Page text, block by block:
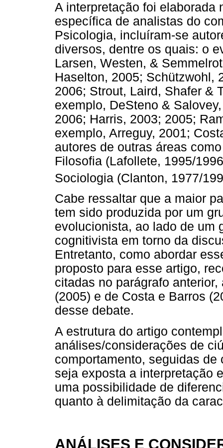
A interpretação foi elaborada
específica de analistas do
Psicologia, incluíram-se
diversos, dentre os quais: o
Larsen, Westen, &
Haselton, 2005; Schützwohl,
2006; Strout, Laird, Shafer &
exemplo, DeSteno &
2006; Harris, 2003; 2005;
exemplo, Arreguy, 2001;
autores de outras áreas
Filosofia (Lafollete, 1995/
Sociologia (Clanton, 1977/
Cabe ressaltar que a maior
tem sido produzida por um
evolucionista, ao lado de um
cognitivista em torno da
Entretanto, como abordar
proposto para esse artigo,
citadas no parágrafo
(2005) e de Costa e Barros
desse debate.
A estrutura do artigo
análises/considerações de
comportamento, seguidas
seja exposta a interpretação
uma possibilidade de
quanto à delimitação da
ANÁLISES E